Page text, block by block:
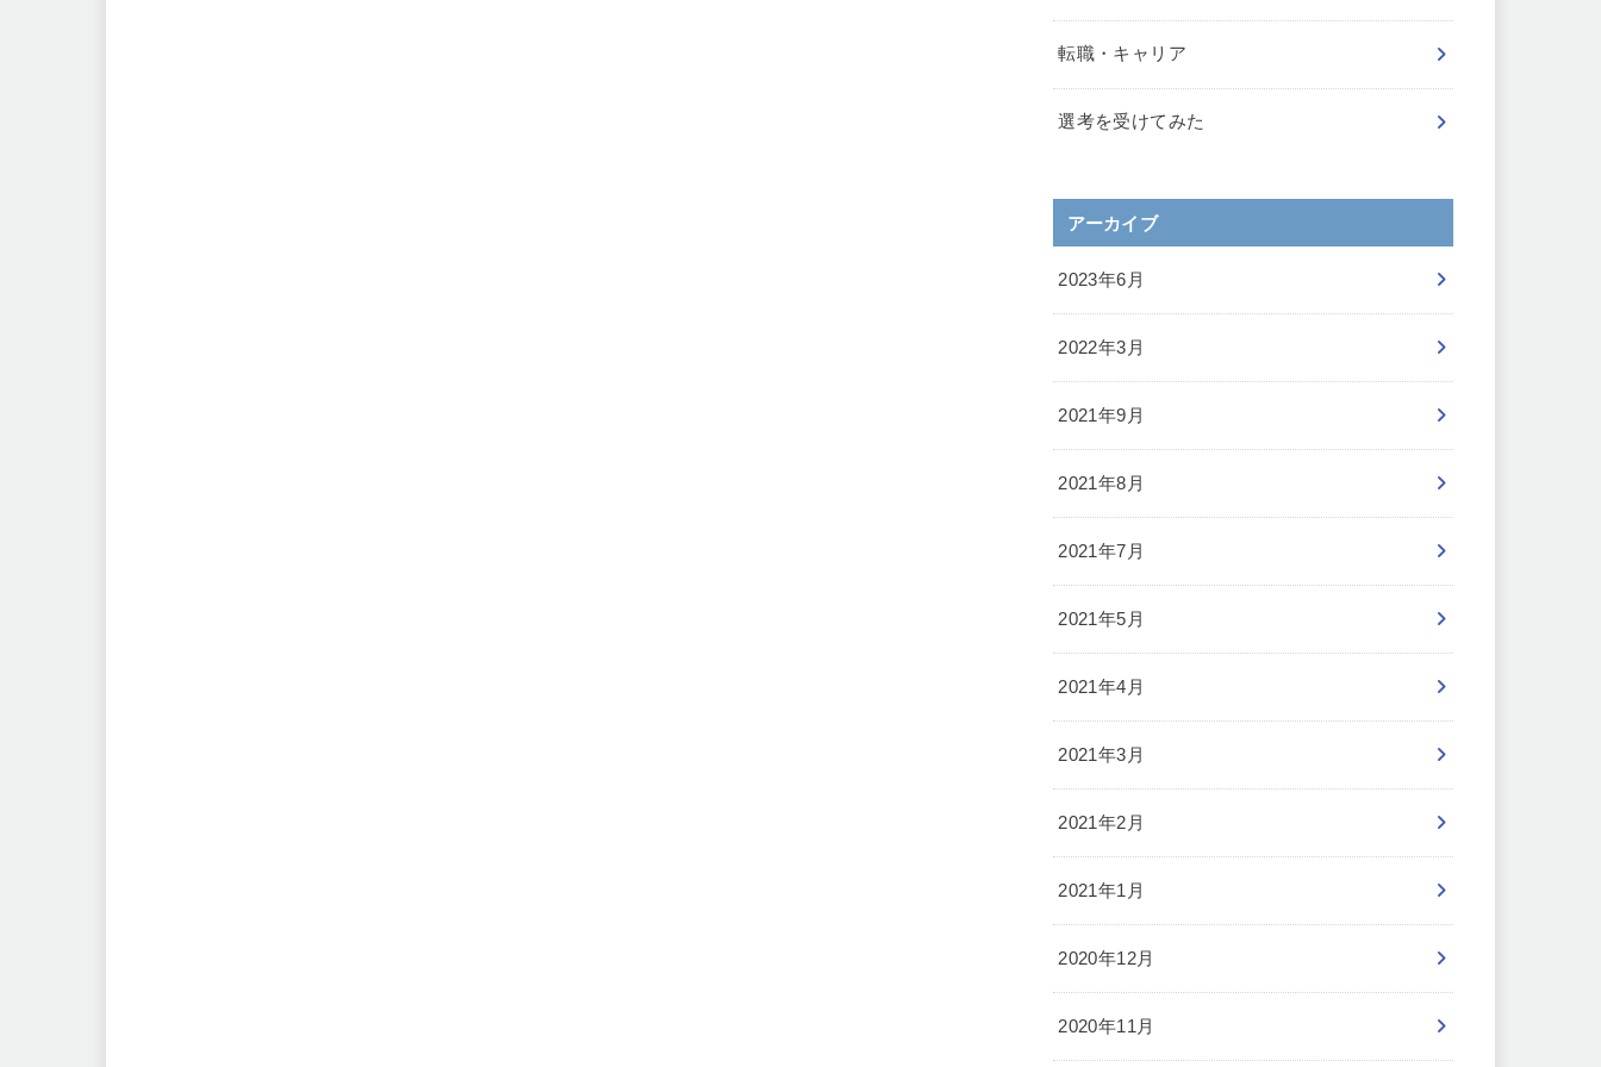
転職・キャリア
選考を受けてみた
アーカイブ
2023年6月
2022年3月
2021年9月
2021年8月
2021年7月
2021年5月
2021年4月
2021年3月
2021年2月
2021年1月
2020年12月
2020年11月